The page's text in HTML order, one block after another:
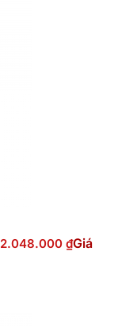
2.048.000 ₫Giá